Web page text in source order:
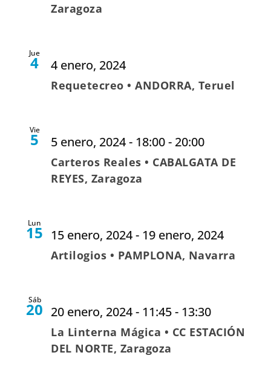
Zaragoza
Jue
4 4 enero, 2024
Requetecreo • ANDORRA, Teruel
Vie
5 5 enero, 2024 - 18:00- 20:00
Carteros Reales • CABALGATA DE
REYES, Zaragoza
Lun
15 15 enero, 2024- 19 enero, 2024
Artilogios • PAMPLONA, Navarra
Sáb
20 20 enero, 2024 - 11:45- 13:30
La Linterna Mágica • CC ESTACIÓN
DEL NORTE, Zaragoza